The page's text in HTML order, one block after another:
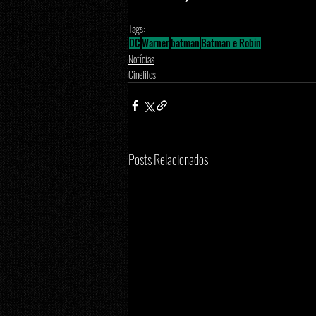
Tags:
DCWarnerbatmanBatman e Robin
Notícias
Cinefilos
Posts Relacionados